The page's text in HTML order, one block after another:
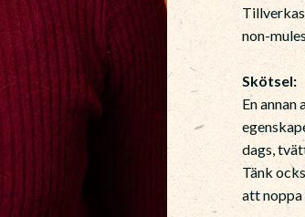
non-
Skötsel:
En
dags,
Tänk
att noppa